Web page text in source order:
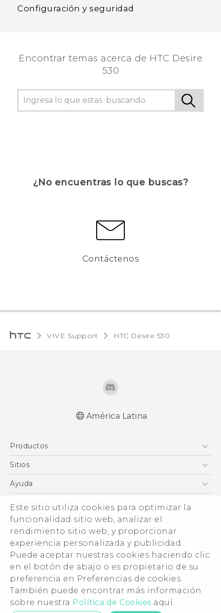
Este sitio utiliza cookies para optimizar la
funcionalidad sitio web, analizar el
rendimiento sitio web, y proporcionar
experiencia personalizada y publicidad.
Puede aceptar nuestras cookies haciendo clic
en el botón de abajo o es propietario de su
preferencia en Preferencias de cookies.
También puede encontrar más información
sobre nuestra Política de Cookies aquí.
Configuración y seguridad
Encontrar temas acerca de HTC Desire
530
¿No encuentras lo que buscas?
Contáctenos
VIVE Support HTC Desire 530‎
English - User manual
América Latina
Productos
5G
EXODUS
VIVE
VIVEPORT
Sitios
HTC Desarrollo
VIVE
Ayuda
About HTC
ESG
Seguridad del producto
Inversores (Inglés)
Normas de confidencialidad
Código de conducta
Trabaja con nosotros
Security and Privacy Whitepaper
© 2011-2026 HTC Corporation
Legal terms